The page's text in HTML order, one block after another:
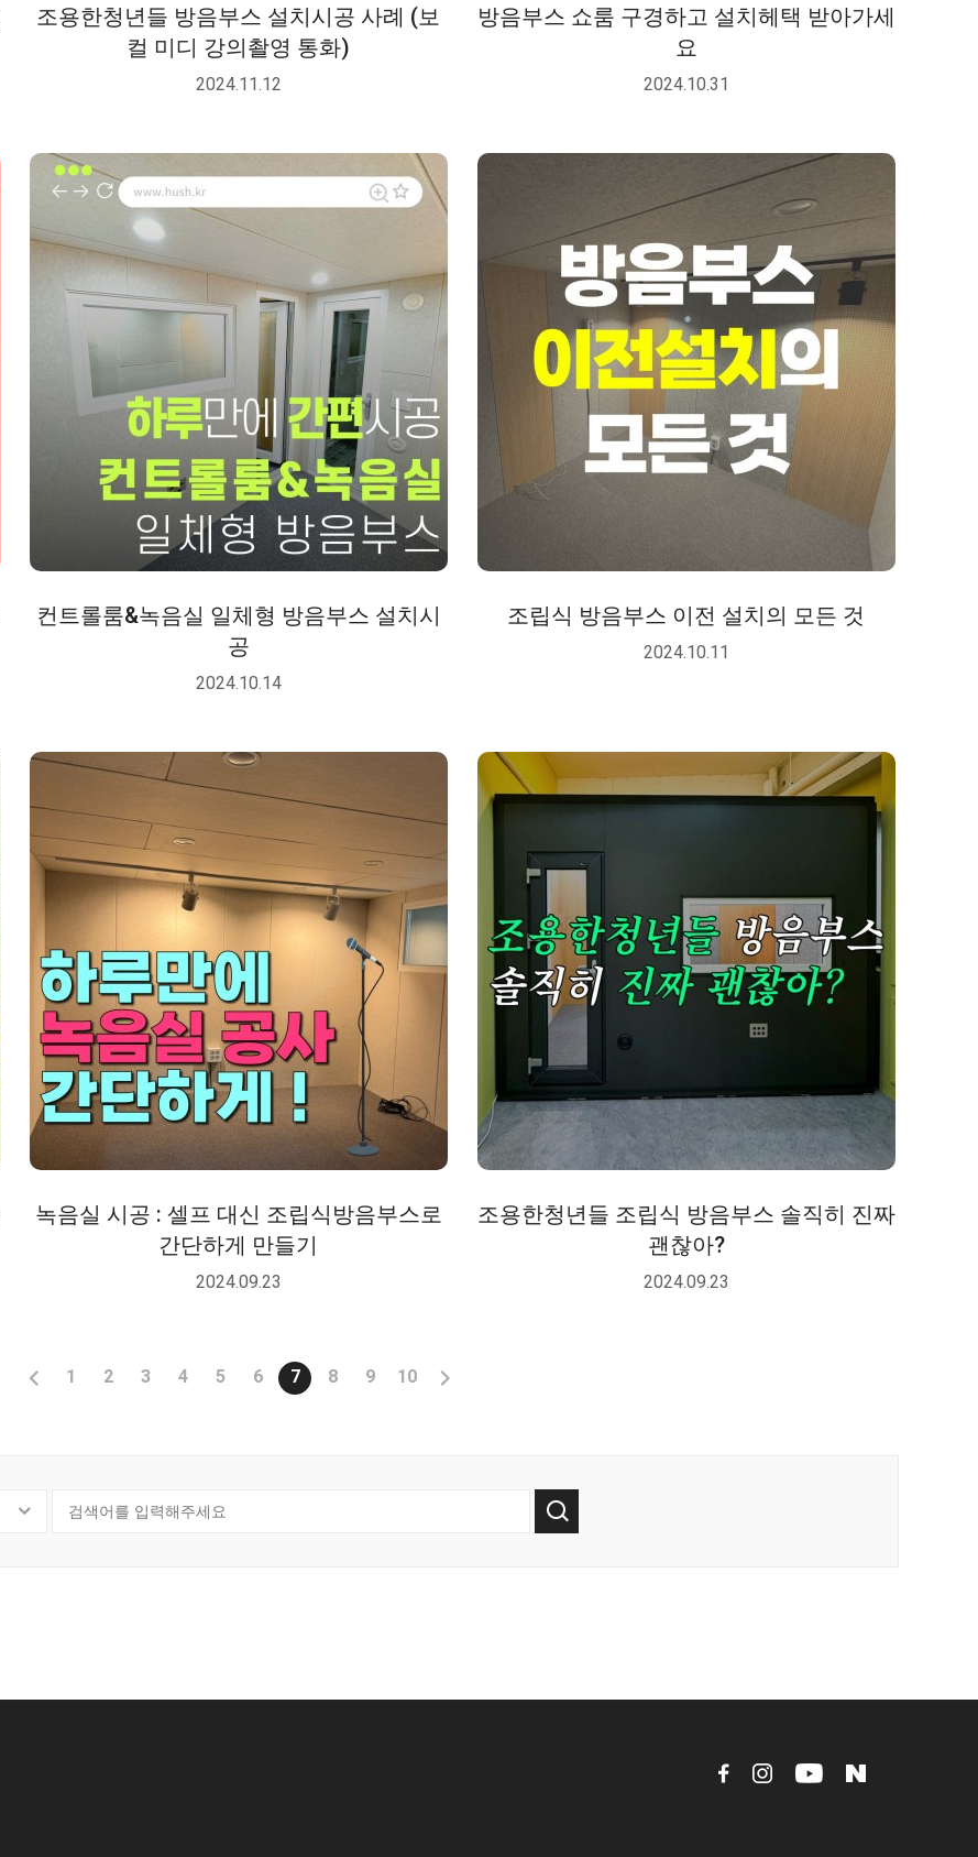
조용한청년들 방음부스 설치시공 사례 (보
컬 미디 강의촬영 통화)
2024.11.12
방음부스 쇼룸 구경하고 설치헤택 받아가세
요
2024.10.31
컨트롤룸&녹음실 일체형 방음부스 설치시
공
2024.10.14
조립식 방음부스 이전 설치의 모든 것
2024.10.11
녹음실 시공 : 셀프 대신 조립식방음부스로
간단하게 만들기
2024.09.23
조용한청년들 조립식 방음부스 솔직히 진짜
괜찮아?
2024.09.23
1 2 3 4 5 6 7 8 9 10